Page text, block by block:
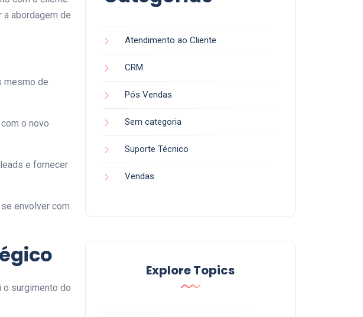
a abordagem de
mesmo de
o novo
e fornecer
envolver com
o surgimento do
Atendimento ao Cliente
CRM
Pós Vendas
Sem categoria
Suporte Técnico
Vendas
Explore Topics